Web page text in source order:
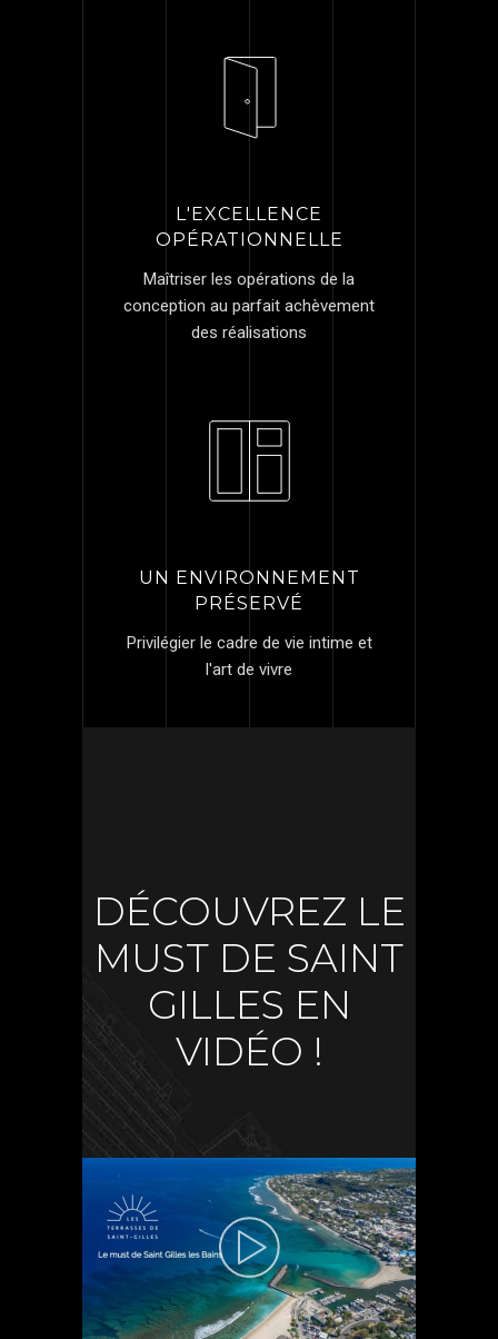
L'EXCELLENCE
OPÉRATIONNELLE
Maîtriser les opérations de la
conception au parfait achèvement
des réalisations
UN ENVIRONNEMENT
PRÉSERVÉ
Privilégier le cadre de vie intime et
l'art de vivre
DÉCOUVREZ LE
MUST DE SAINT
GILLES EN
VIDÉO !